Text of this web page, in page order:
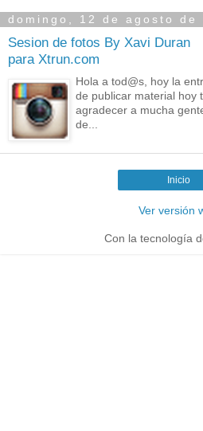
domingo, 12 de agosto de
Sesion de fotos By Xavi Duran
para Xtrun.com
Hola a tod@s, hoy la
de publicar material hoy
agradecer a mucha
de...
Inicio
Ver versión
Con la tecnología